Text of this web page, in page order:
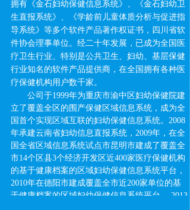
拥有《金石妇幼保健信息系统》、《金石妇幼卫
生直报系统》、《学龄前儿童体质分析与促进指
导系统》等多个软件产品著作权证书，四川省软
件协会理事单位。 经二十年发展，已成为全国医
疗卫生行业、特别是公共卫生、妇幼、基层保健
行业知名的软件产品提供商，在全国拥有各种医
疗保健机构用户数千家。
公司于1999年为重庆市渝中区妇幼保健院建
立了覆盖全区的围产保健区域信息系统，成为全
国首个实现区域互联的妇幼保健信息系统。2008
年承建云南省妇幼信息直报系统，2009年，在全
国全省区域信息系统试点市昆明市建成了覆盖全
市14个区县3个经济开发区近400家医疗保健机构
的基于健康档案的区域妇幼保健信息系统平台，
2010年在德阳市建成覆盖全市近200家单位的基
于健康档案的区域妇幼保健信息系统平台， 2013